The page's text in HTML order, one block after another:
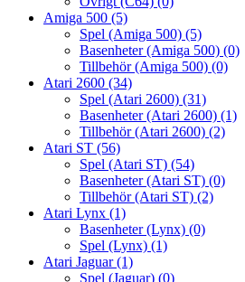
Amiga 500 (5)
Spel (Amiga 500) (5)
Basenheter (Amiga 500) (0)
Tillbehör (Amiga 500) (0)
Atari 2600 (34)
Spel (Atari 2600) (31)
Basenheter (Atari 2600) (1)
Tillbehör (Atari 2600) (2)
Atari ST (56)
Spel (Atari ST) (54)
Basenheter (Atari ST) (0)
Tillbehör (Atari ST) (2)
Atari Lynx (1)
Basenheter (Lynx) (0)
Spel (Lynx) (1)
Atari Jaguar(1)
Spel (Jaguar) (0)